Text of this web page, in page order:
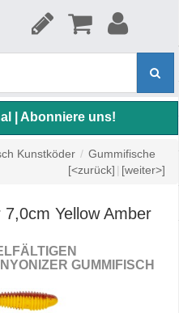
| Abonniere uns!
Kunstköder / Gummifische
[<zurück] | [weiter>]
Yellow Amber
GUMMIFISCH